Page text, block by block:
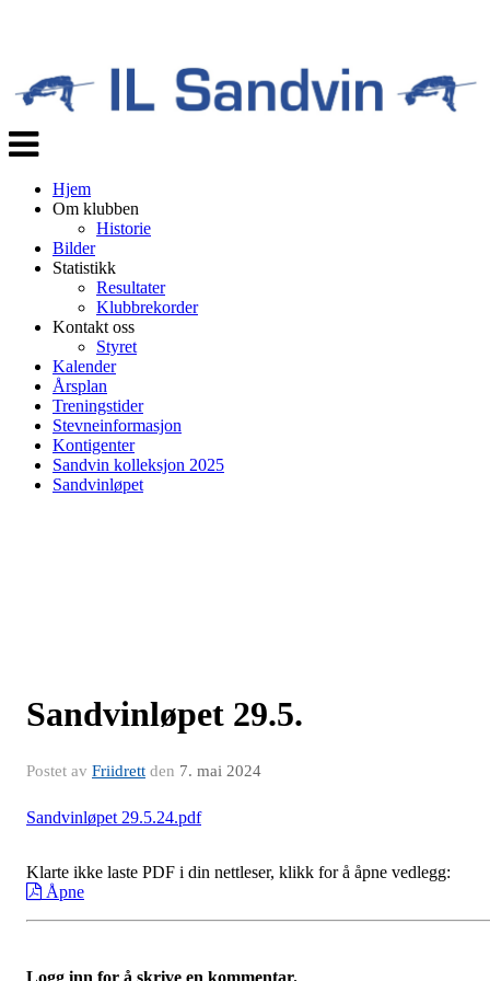
Veksle
navigasjon
Hjem
Om klubben
Historie
Bilder
Statistikk
Resultater
Klubbrekorder
Kontakt oss
Styret
Kalender
Årsplan
Treningstider
Stevneinformasjon
Kontigenter
Sandvin kolleksjon 2025
Sandvinløpet
Sandvinløpet 29.5.
Postet av Friidrett den 7. mai 2024
Sandvinløpet 29.5.24.pdf
Klarte ikke laste PDF i din nettleser, klikk for å åpne vedlegg:
Åpne
Logg inn for å skrive en kommentar.